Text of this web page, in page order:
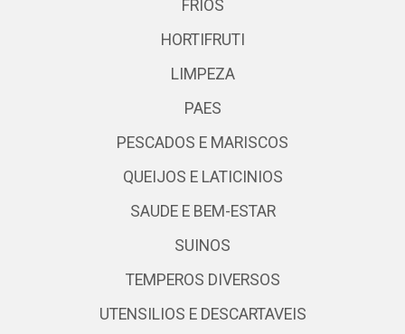
FRIOS
HORTIFRUTI
LIMPEZA
PAES
PESCADOS E MARISCOS
QUEIJOS E LATICINIOS
SAUDE E BEM-ESTAR
SUINOS
TEMPEROS DIVERSOS
UTENSILIOS E DESCARTAVEIS